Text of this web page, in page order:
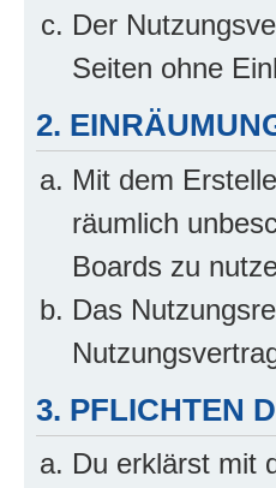
Der
Seiten ohne
2.
Mit dem
räumlich
Boards zu
Das
3. PFLICHTEN
Du erklärst mit